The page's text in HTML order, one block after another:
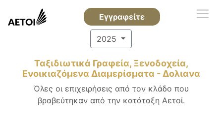
Εγγραφείτε
2025
Ταξιδιωτικά Γραφεία, Ξενοδοχεία,
Ενοικιαζόμενα Διαμερίσματα - Δολιανα
Όλες οι επιχειρήσεις από τον κλάδο που
βραβεύτηκαν από την κατάταξη Αετοί.